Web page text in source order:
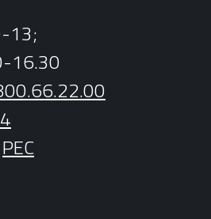
13;
16.30
PEC